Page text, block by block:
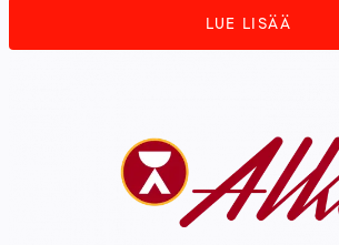
LUE LISÄÄ